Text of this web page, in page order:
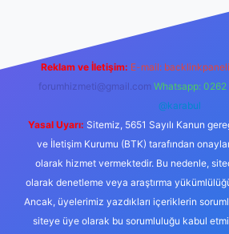
Reklam ve İletişim: E-mail:
forumhizmeti@gmail.com Whatsapp:
@karabul
Yasal Uyarı: Sitemiz, 5651 Sayılı Kanun
ve İletişim Kurumu (BTK) tarafından
olarak hizmet vermektedir. Bu nedenle,
olarak denetleme veya araştırma
Ancak, üyelerimiz yazdıkları içeriklerin
siteye üye olarak bu sorumluluğu kabul